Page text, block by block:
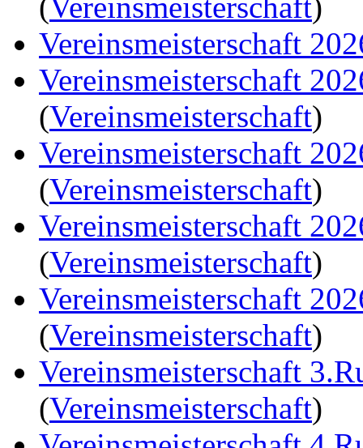
Vereinsmeisterschaft
Vereinsmeisterschaft
(Vereinsmeisterschaft)
Vereinsmeisterschaft
(Vereinsmeisterschaft)
Vereinsmeisterschaft
(Vereinsmeisterschaft)
Vereinsmeisterschaft
(Vereinsmeisterschaft)
Vereinsmeisterschaft
(Vereinsmeisterschaft)